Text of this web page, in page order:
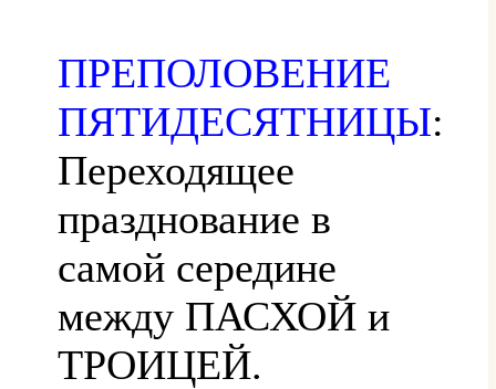
ПРЕПОЛОВЕНИЕ
ПЯТИДЕСЯТНИЦЫ:
Переходящее
празднование в
самой середине
между ПАСХОЙ и
ТРОИЦЕЙ.